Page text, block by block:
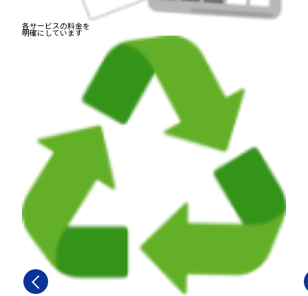
各サービスの料金を
明確にしています